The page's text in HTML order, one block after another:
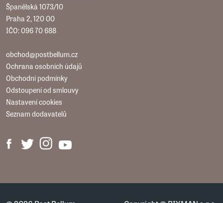
Španělská 1073/10
Praha 2, 120 00
IČO: 096 70 688
obchod@postbellum.cz
Ochrana osobních údajů
Obchodní podmínky
Odstoupení od smlouvy
Nastavení cookies
Seznam dodavatelů